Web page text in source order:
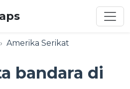
Amerika Serikat
bandara di